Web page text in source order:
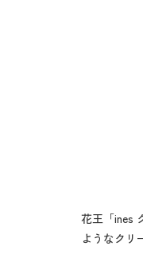
花王「ines
ようなクリ